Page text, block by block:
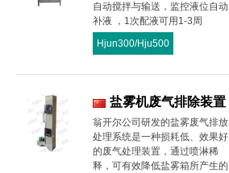
自动搅拌与输送，监控液位自动
补液 ，1次配液可用1-3周
Hjun300/Hju500
盐雾机废气排除装置
翁开尔公司研发的盐雾废气排放
处理系统是一种损耗低、效果好
的废气处理装置，通过喷淋稀
释，可有效降低盐雾箱所产生的